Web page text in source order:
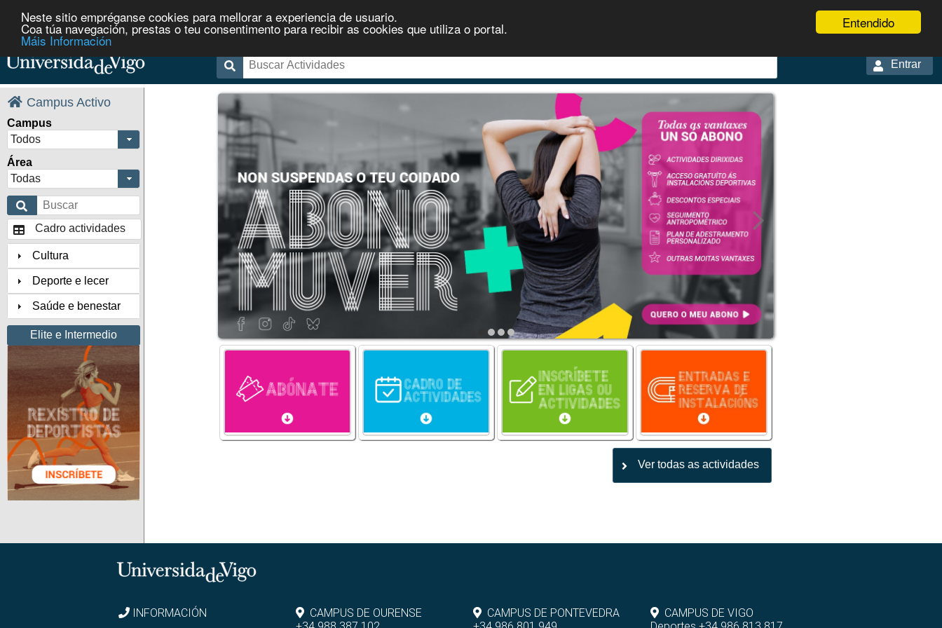
Entendido
Neste sitio empréganse cookies para mellorar a experiencia de usuario.
Coa túa navegación, prestas o teu consentimento para recibir as cookies que utiliza o portal.
Máis Información
Entrar
Ver todas as actividades
Campus Activo
Campus
Todos
Área
Todas
Cadro actividades
Cultura
Deporte e lecer
Saúde e benestar
Elite e Intermedio
INFORMACIÓN
CAMPUS DE OURENSE
CAMPUS DE PONTEVEDRA
CAMPUS DE VIGO